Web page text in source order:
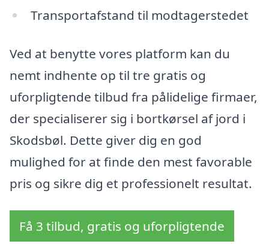
Transportafstand til modtagerstedet
Ved at benytte vores platform kan du
nemt indhente op til tre gratis og
uforpligtende tilbud fra pålidelige firmaer,
der specialiserer sig i bortkørsel af jord i
Skodsbøl. Dette giver dig en god
mulighed for at finde den mest favorable
pris og sikre dig et professionelt resultat.
Få 3 tilbud, gratis og uforpligtende